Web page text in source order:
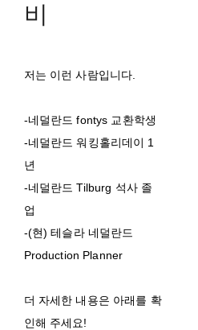
비
저는 이런 사람입니다.
-네덜란드 fontys 교환학생
-네덜란드 워킹홀리데이 1
년
-네덜란드 Tilburg 석사 졸
업
-(현) 테슬라 네덜란드
Production Planner
더 자세한 내용은 아래를 확
인해 주세요!